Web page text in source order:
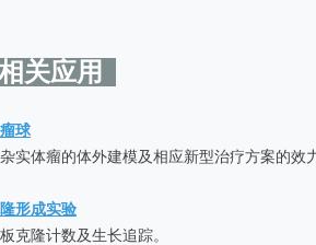
关应用
球
杂实体瘤的体外建模及相应新型治
形成实验
板克隆计数